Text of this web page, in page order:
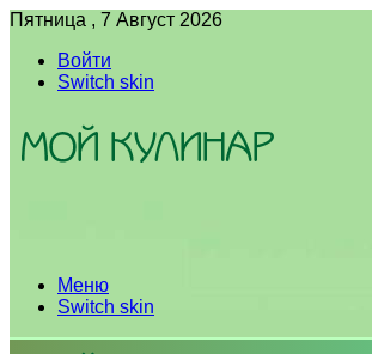
Пятница , 7 Август 2026
Войти
Switch skin
Меню
Switch skin